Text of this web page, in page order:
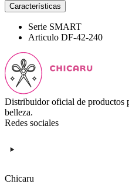
Características
Serie SMART
Articulo DF-42-240
Distribuidor oficial de productos
belleza.
Redes sociales
Chicaru